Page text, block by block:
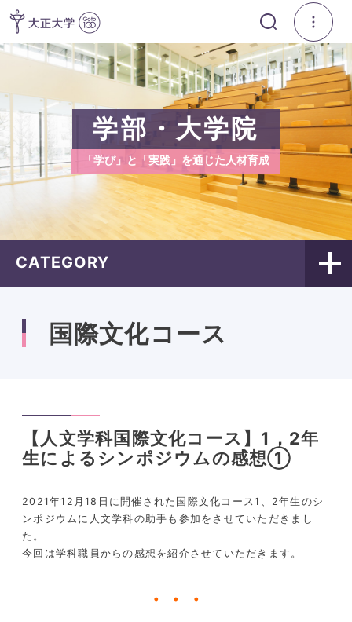
学部・大学院
「学び」と「実践」を通じた人材育成
CATEGORY
国際文化コース
【人文学科国際文化コース】1，2年
生によるシンポジウムの感想①
2021年12月18日に開催された国際文化コース1、2年生のシ
ンポジウムに人文学科の助手も参加をさせていただきまし
た。
今回は学科職員からの感想を紹介させていただきます。
・・・